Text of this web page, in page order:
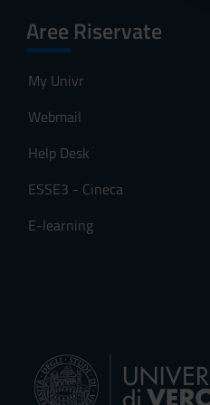
Aree Riservate
My Univr
Webmail
Help Desk
ESSE3 - Cineca
E-learning